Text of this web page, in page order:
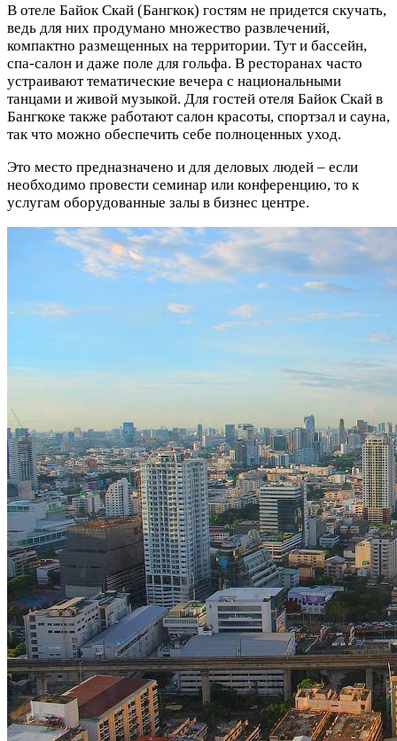
В отеле Байок Скай (Бангкок) гостям не придется скучать,
ведь для них продумано множество развлечений,
компактно размещенных на территории. Тут и бассейн,
спа-салон и даже поле для гольфа. В ресторанах часто
устраивают тематические вечера с национальными
танцами и живой музыкой. Для гостей отеля Байок Скай в
Бангкоке также работают салон красоты, спортзал и сауна,
так что можно обеспечить себе полноценных уход.
Это место предназначено и для деловых людей – если
необходимо провести семинар или конференцию, то к
услугам оборудованные залы в бизнес центре.